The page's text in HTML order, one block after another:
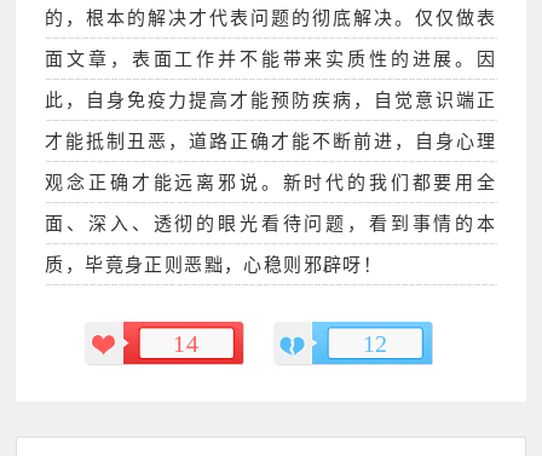
的，根本的解决才代表问题的彻底解决。仅仅做表
面文章，表面工作并不能带来实质性的进展。因
此，自身免疫力提高才能预防疾病，自觉意识端正
才能抵制丑恶，道路正确才能不断前进，自身心理
观念正确才能远离邪说。新时代的我们都要用全
面、深入、透彻的眼光看待问题，看到事情的本
质，毕竟身正则恶黜，心稳则邪辟呀！
14 12